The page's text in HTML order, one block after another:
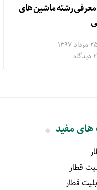
معرفی رشته ماشین های
2 دیدگاه
های مفید
قطار
قطار